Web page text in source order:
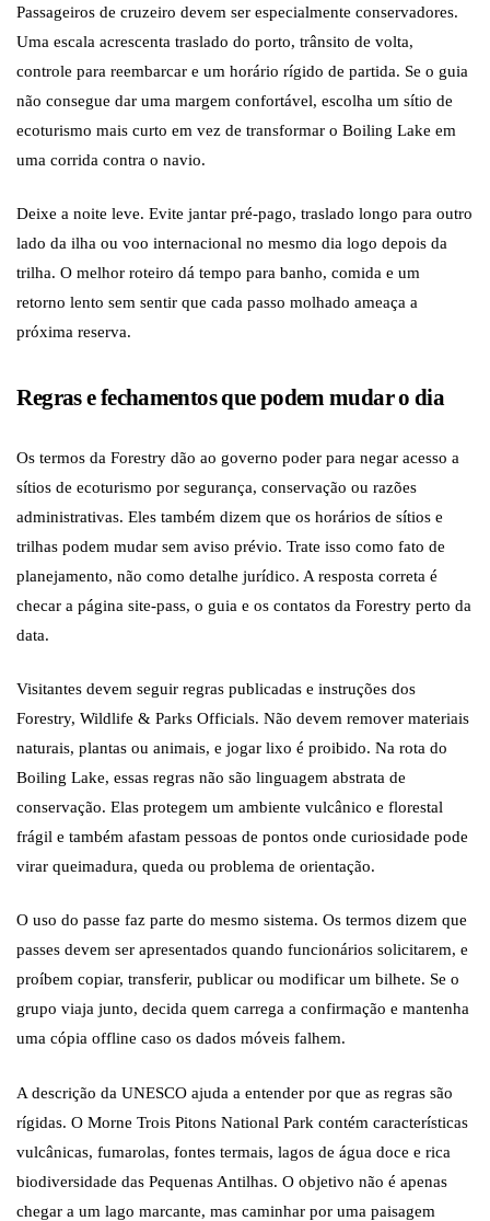
Passageiros de cruzeiro devem ser especialmente conservadores.
Uma escala acrescenta traslado do porto, trânsito de volta,
controle para reembarcar e um horário rígido de partida. Se o guia
não consegue dar uma margem confortável, escolha um sítio de
ecoturismo mais curto em vez de transformar o Boiling Lake em
uma corrida contra o navio.
Deixe a noite leve. Evite jantar pré-pago, traslado longo para outro
lado da ilha ou voo internacional no mesmo dia logo depois da
trilha. O melhor roteiro dá tempo para banho, comida e um
retorno lento sem sentir que cada passo molhado ameaça a
próxima reserva.
Regras e fechamentos que podem mudar o dia
Os termos da Forestry dão ao governo poder para negar acesso a
sítios de ecoturismo por segurança, conservação ou razões
administrativas. Eles também dizem que os horários de sítios e
trilhas podem mudar sem aviso prévio. Trate isso como fato de
planejamento, não como detalhe jurídico. A resposta correta é
checar a página site-pass, o guia e os contatos da Forestry perto da
data.
Visitantes devem seguir regras publicadas e instruções dos
Forestry, Wildlife & Parks Officials. Não devem remover materiais
naturais, plantas ou animais, e jogar lixo é proibido. Na rota do
Boiling Lake, essas regras não são linguagem abstrata de
conservação. Elas protegem um ambiente vulcânico e florestal
frágil e também afastam pessoas de pontos onde curiosidade pode
virar queimadura, queda ou problema de orientação.
O uso do passe faz parte do mesmo sistema. Os termos dizem que
passes devem ser apresentados quando funcionários solicitarem, e
proíbem copiar, transferir, publicar ou modificar um bilhete. Se o
grupo viaja junto, decida quem carrega a confirmação e mantenha
uma cópia offline caso os dados móveis falhem.
A descrição da UNESCO ajuda a entender por que as regras são
rígidas. O Morne Trois Pitons National Park contém características
vulcânicas, fumarolas, fontes termais, lagos de água doce e rica
biodiversidade das Pequenas Antilhas. O objetivo não é apenas
chegar a um lago marcante, mas caminhar por uma paisagem